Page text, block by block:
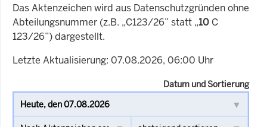
Das Aktenzeichen wird aus Datenschutzgründen ohne
Abteilungsnummer (z.B. „C123/26” statt „10 C
123/26”) dargestellt.
Letzte Aktualisierung: 07.08.2026, 06:00 Uhr
Datum und Sortierung